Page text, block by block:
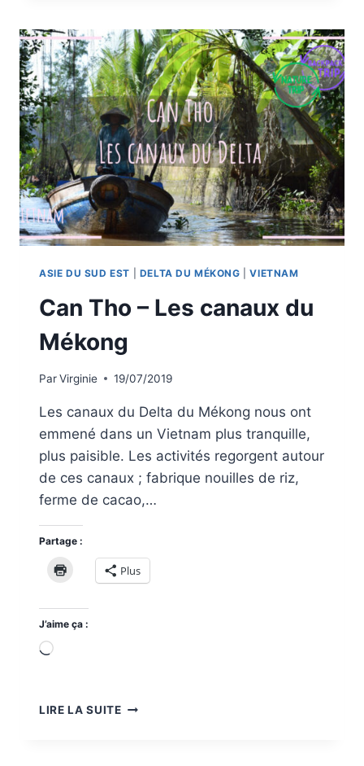
DOC
PAR
LE
MÉKONG
ASIE DU SUD EST DELTA DU MÉKONG |VIETNAM
Can Tho – Les canaux du
Mékong
ParVirginie 19/07/2019
Les canaux du Delta du Mékong nous ont
emmené dans un Vietnam plus tranquille,
plus paisible. Les activités regorgent autour
de ces canaux ; fabrique nouilles de riz,
ferme de cacao,…
Partage :
Plus
J’aime ça :
Chargement…
LIRE LA SUITECAN